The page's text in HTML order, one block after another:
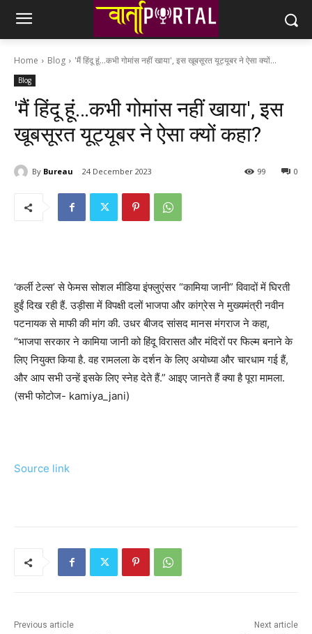
Home Blog 'मैं हिंदू हूं...कभी गोमांस नहीं खाया', इस खूबसूरत यूट्यूबर ने ऐसा क्यों...
Blog
'मैं हिंदू हूं…कभी गोमांस नहीं खाया', इस
खूबसूरत यूट्यूबर ने ऐसा क्यों कहा?
By Bureau 24 December 2023 0
99
‘कर्ली टेल्स’ से फेमस सोशल मीडिया इंफ्लुएंसर “कामिया जानी” विवादों में घिरती
हुईं दिख रही हैं. उड़ीसा में विपक्षी दलों भाजपा और कांग्रेस ने मुख्यमंत्री नवीन
पटनायक से माफी की मांग की. उधर बीजद सांसद मानस मंगराज ने कहा,
“भाजपा सरकार ने कामिया जानी को हिंदू विरासत और मंदिरों पर फिल्म बनाने के
लिए नियुक्त किया है. वह रामलला के दर्शन के लिए अयोध्या और चारधाम गई हैं,
और आप सभी उन्हें इसके लिए स्नेह देते हैं.” आइए जानते हैं क्या है पूरा मामला.
(सभी फोटोज- kamiya_jani)
Source link
Previous article Next article